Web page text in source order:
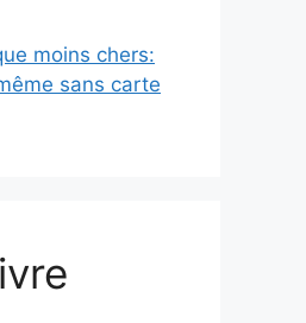
moins chers:
sans carte